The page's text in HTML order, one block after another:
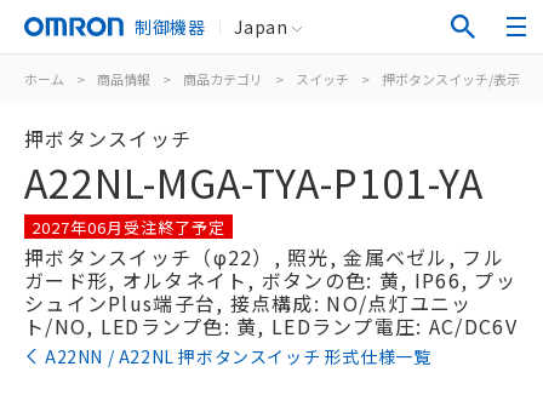
制御機器 Japan
ホーム > 商品情報 > 商品カテゴリ > スイッチ > 押ボタンスイッチ/表示灯
押ボタンスイッチ
A22NL-MGA-TYA-P101-YA
2027年06月受注終了予定
押ボタンスイッチ（φ22）, 照光, 金属ベゼル, フル
ガード形, オルタネイト, ボタンの色: 黄, IP66, プッ
シュインPlus端子台, 接点構成: NO/点灯ユニッ
ト/NO, LEDランプ色: 黄, LEDランプ電圧: AC/DC6V
A22NN / A22NL 押ボタンスイッチ 形式仕様一覧